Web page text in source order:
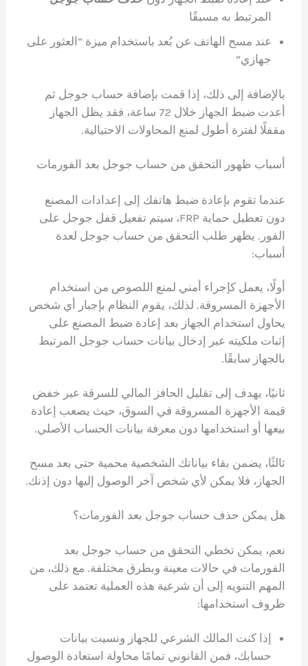
المرتبط به مسبقًا
عند مسح الهاتف عن بُعد باستخدام ميزة “العثور على
جهازي”
بالإضافة إلى ذلك، إذا قمت بإضافة حساب جوجل ثم
أعدت ضبط الجهاز خلال 72 ساعة، فقد يظل الجهاز
مقفلًا لفترة أطول لمنع المحاولات الاحتيالية.
أسباب ظهور التحقق من حساب جوجل بعد الفورمات
عندما تقوم بإعادة ضبط هاتفك إلى إعدادات المصنع
دون تعطيل حماية FRP، سيتم تفعيل قفل جوجل على
الفور. يظهر طلب التحقق من حساب جوجل لعدة
أسباب:
أولًا، يعمل كإجراء أمني لمنع اللصوص من استخدام
الأجهزة المسروقة. لذلك، يقوم النظام بإجبار أي شخص
يحاول استخدام الجهاز بعد إعادة ضبط المصنع على
إثبات ملكيته عبر إدخال بيانات حساب جوجل المرتبط
بالجهاز سابقًا.
ثانيًا، يهدف إلى تقليل الحافز المالي للسرقة عبر خفض
قيمة الأجهزة المسروقة في السوق، حيث يصعب إعادة
بيعها أو استخدامها دون معرفة بيانات الحساب الأصلي.
ثالثًا، يضمن بقاء بياناتك الشخصية محمية حتى بعد مسح
الجهاز، فلا يمكن لأي شخص آخر الوصول إليها دون إذنك.
هل يمكن حذف حساب جوجل بعد الفورمات؟
نعم، يمكن تخطي التحقق من حساب جوجل بعد
الفورمات في حالات معينة وبطرق مختلفة. مع ذلك، من
المهم التنويه إلى أن شرعية هذه العملية تعتمد على
ظروف استخدامها:
إذا كنت المالك الشرعي للجهاز ونسيت بيانات
حسابك، فمن القانوني تمامًا محاولة استعادة الوصول